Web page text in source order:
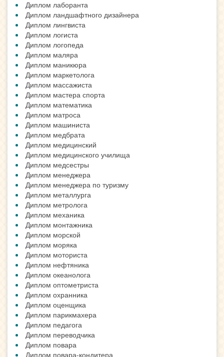
Диплом лаборанта
Диплом ландшафтного дизайнера
Диплом лингвиста
Диплом логиста
Диплом логопеда
Диплом маляра
Диплом маникюра
Диплом маркетолога
Диплом массажиста
Диплом мастера спорта
Диплом математика
Диплом матроса
Диплом машиниста
Диплом медбрата
Диплом медицинский
Диплом медицинского училища
Диплом медсестры
Диплом менеджера
Диплом менеджера по туризму
Диплом металлурга
Диплом метролога
Диплом механика
Диплом монтажника
Диплом морской
Диплом моряка
Диплом моториста
Диплом нефтяника
Диплом океанолога
Диплом оптометриста
Диплом охранника
Диплом оценщика
Диплом парикмахера
Диплом педагога
Диплом переводчика
Диплом повара
Диплом повара-кондитера